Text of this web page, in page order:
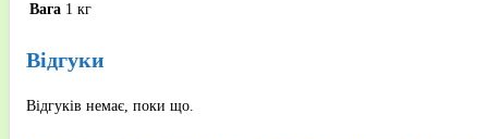
Вага 1 кг
Відгуки
Відгуків немає, поки що.